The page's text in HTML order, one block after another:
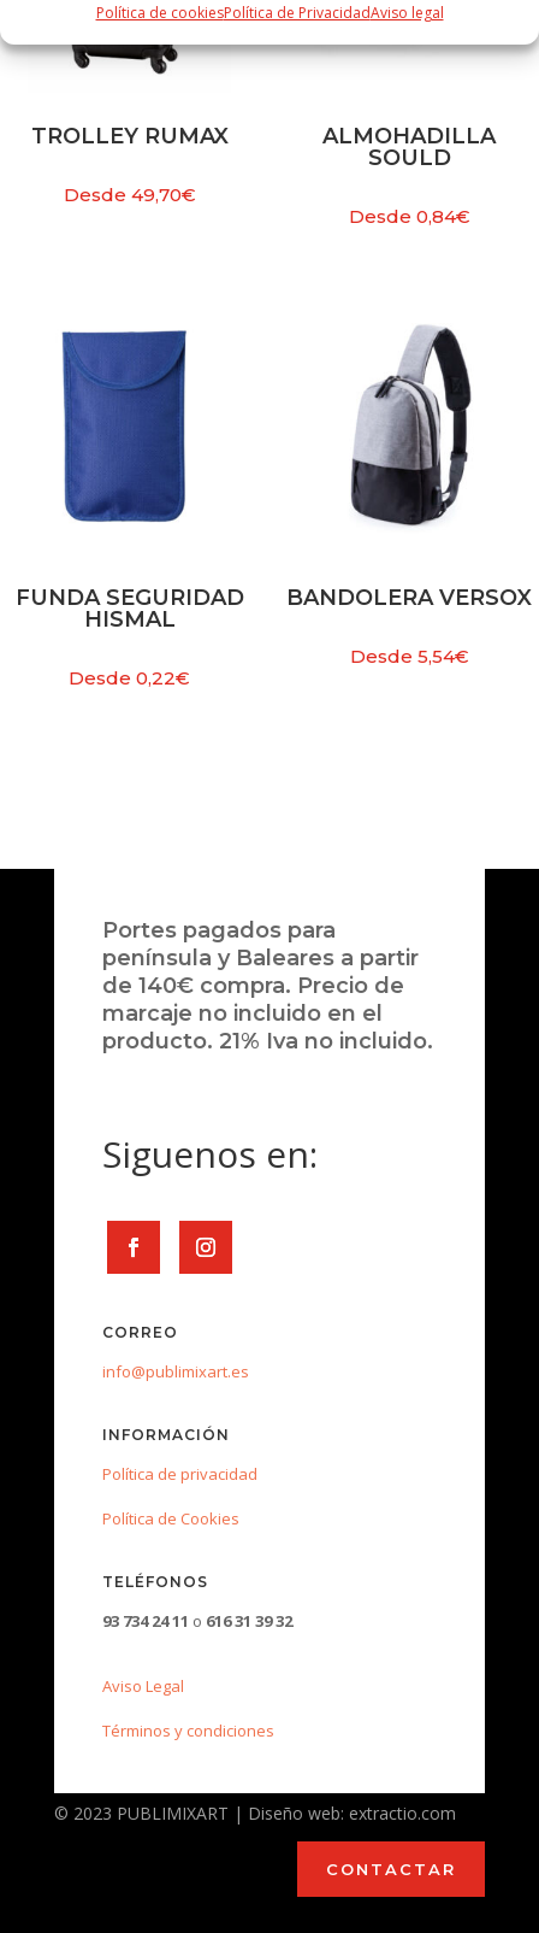
Política de cookiesPolítica de PrivacidadAviso legal
TROLLEY RUMAX
Desde 49,70€
ALMOHADILLA
SOULD
Desde 0,84€
FUNDA SEGURIDAD
HISMAL
Desde0,22€
BANDOLERA VERSOX
Desde 5,54€
Portes pagados para
península y Baleares a partir
de 140€ compra. Precio de
marcaje no incluido en el
producto. 21% Iva no incluido.
Siguenos en:
CORREO
info@publimixart.es
INFORMACIÓN
Política de privacidad
Política de Cookies
TELÉFONOS
93 734 24 11 o 616 31 39 32
Aviso Legal
Términos y condiciones
© 2023 PUBLIMIXART | Diseño web: extractio.com
CONTACTAR